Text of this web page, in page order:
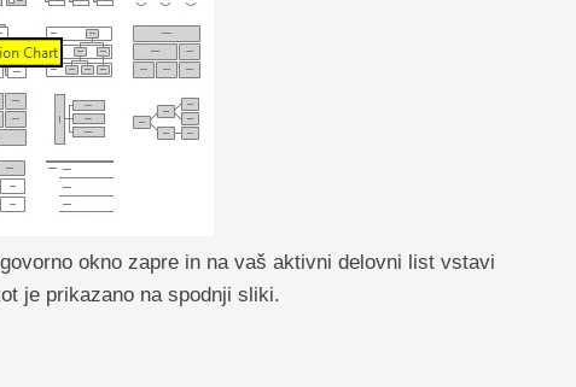
okno zapre in na vaš aktivni delovni list vstavi
je prikazano na spodnji sliki.